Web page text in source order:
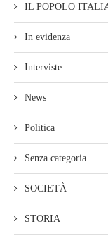
IL POPOLO
In evidenza
Interviste
News
Politica
Senza categoria
SOCIETÀ
STORIA